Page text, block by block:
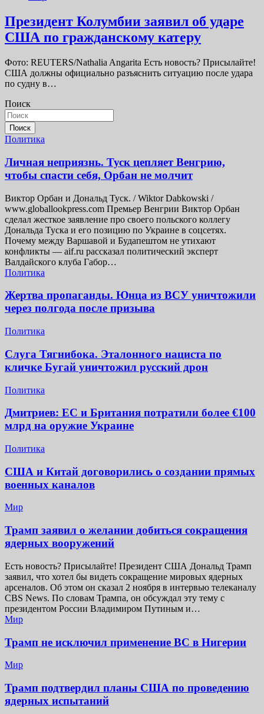
Президент Колумбии заявил об ударе
США по гражданскому катеру
Фото: REUTERS/Nathalia Angarita Есть новость? Присылайте!
США должны официально разъяснить ситуацию после удара
по судну в…
Поиск
Поиск
Политика
Личная неприязнь. Туск цепляет Венгрию,
чтобы спасти себя, Орбан не молчит
Виктор Орбан и Дональд Туск. / Wiktor Dabkowski /
www.globallookpress.com Премьер Венгрии Виктор Орбан
сделал жесткое заявление про своего польского коллегу
Дональда Туска и его позицию по Украине в соцсетях.
Почему между Варшавой и Будапештом не утихают
конфликты — aif.ru рассказал политический эксперт
Валдайского клуба Габор…
Политика
Жертва пропаганды. Юнца из ВСУ уничтожили
через полгода после призыва
Политика
Слуга Тягнибока. Эталонного нациста по
кличке Бугай уничтожил русский дрон
Политика
Дмитриев: ЕС и Британия потратили более €100
млрд на оружие Украине
Политика
США и Китай договорились о создании прямых
военных каналов
Мир
Трамп заявил о желании добиться сокращения
ядерных вооружений
Есть новость? Присылайте! Президент США Дональд Трамп
заявил, что хотел бы видеть сокращение мировых ядерных
арсеналов. Об этом он сказал 2 ноября в интервью телеканалу
CBS News. По словам Трампа, он обсуждал эту тему с
президентом России Владимиром Путиным и…
Мир
Трамп не исключил применение ВС в Нигерии
Мир
Трамп подтвердил планы США по проведению
ядерных испытаний